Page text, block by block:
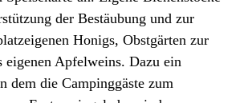
der Bestäubung und zur
Honigs, Obstgärten zur
eigenen Apfelweins. Dazu ein
dem die Campinggäste zum